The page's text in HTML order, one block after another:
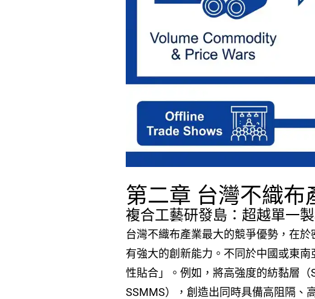
第二章 台灣不織
複合工藝研發島：超越單一
台灣不織布產業最大的競爭優勢，在
有強大的創新能力。不同於中國或東
性貼合」。例如，將高強度的紡黏層
SSMMS），創造出同時具備高阻隔、